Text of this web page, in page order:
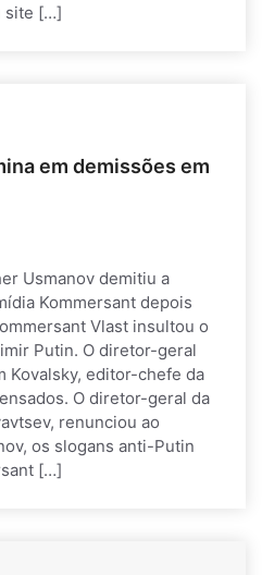
site […]
em demissões em
Usmanov demitiu a
Kommersant depois
Vlast insultou o
Putin. O diretor-geral
Kovalsky, editor-chefe da
O diretor-geral da
renunciou ao
os slogans anti-Putin
[…]